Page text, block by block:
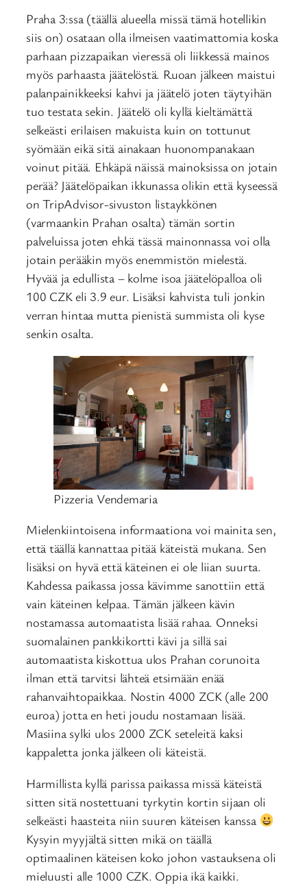
Praha 3:ssa (täällä alueella missä tämä hotellikin
siis on) osataan olla ilmeisen vaatimattomia koska
parhaan pizzapaikan vieressä oli liikkessä mainos
myös parhaasta jäätelöstä. Ruoan jälkeen maistui
palanpainikkeeksi kahvi ja jäätelö joten täytyihän
tuo testata sekin. Jäätelö oli kyllä kieltämättä
selkeästi erilaisen makuista kuin on tottunut
syömään eikä sitä ainakaan huonompanakaan
voinut pitää. Ehkäpä näissä mainoksissa on jotain
perää? Jäätelöpaikan ikkunassa olikin että kyseessä
on TripAdvisor-sivuston listaykkönen
(varmaankin Prahan osalta) tämän sortin
palveluissa joten ehkä tässä mainonnassa voi olla
jotain perääkin myös enemmistön mielestä.
Hyvää ja edullista – kolme isoa jäätelöpalloa oli
100 CZK eli 3.9 eur. Lisäksi kahvista tuli jonkin
verran hintaa mutta pienistä summista oli kyse
senkin osalta.
Pizzeria Vendemaria
Mielenkiintoisena informaationa voi mainita sen,
että täällä kannattaa pitää käteistä mukana. Sen
lisäksi on hyvä että käteinen ei ole liian suurta.
Kahdessa paikassa jossa kävimme sanottiin että
vain käteinen kelpaa. Tämän jälkeen kävin
nostamassa automaatista lisää rahaa. Onneksi
suomalainen pankkikortti kävi ja sillä sai
automaatista kiskottua ulos Prahan corunoita
ilman että tarvitsi lähteä etsimään enää
rahanvaihtopaikkaa. Nostin 4000 ZCK (alle 200
euroa) jotta en heti joudu nostamaan lisää.
Masiina sylki ulos 2000 ZCK seteleitä kaksi
kappaletta jonka jälkeen oli käteistä.
Harmillista kyllä parissa paikassa missä käteistä
sitten sitä nostettuani tyrkytin kortin sijaan oli
selkeästi haasteita niin suuren käteisen kanssa
Kysyin myyjältä sitten mikä on täällä
optimaalinen käteisen koko johon vastauksena oli
mieluusti alle 1000 CZK. Oppia ikä kaikki.